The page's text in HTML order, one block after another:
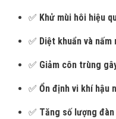
✅ Khử mùi hôi hiệu
✅ Diệt khuẩn và nấm
✅ Giảm côn trùng
✅ Ổn định vi khí hậu
✅ Tăng số lượng